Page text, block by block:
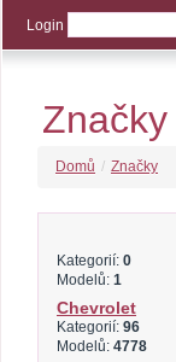
Login
Značky
Domů / Značky
Kategorií: 0
Modelů: 1
Chevrolet
Kategorií: 96
Modelů: 4778